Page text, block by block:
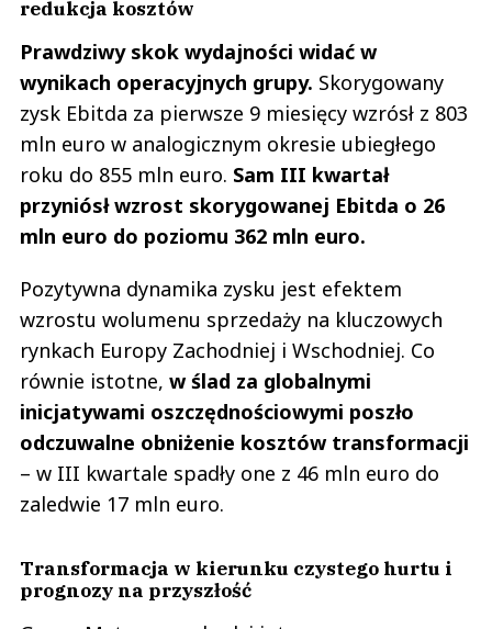
redukcja kosztów
Prawdziwy skok wydajności widać w
wynikach operacyjnych grupy. Skorygowany
zysk Ebitda za pierwsze 9 miesięcy wzrósł z 803
mln euro w analogicznym okresie ubiegłego
roku do 855 mln euro. Sam III kwartał
przyniósł wzrost skorygowanej Ebitda o 26
mln euro do poziomu 362 mln euro.
Pozytywna dynamika zysku jest efektem
wzrostu wolumenu sprzedaży na kluczowych
rynkach Europy Zachodniej i Wschodniej. Co
równie istotne, w ślad za globalnymi
inicjatywami oszczędnościowymi poszło
odczuwalne obniżenie kosztów transformacji
– w III kwartale spadły one z 46 mln euro do
zaledwie 17 mln euro.
Transformacja w kierunku czystego hurtu i
prognozy na przyszłość